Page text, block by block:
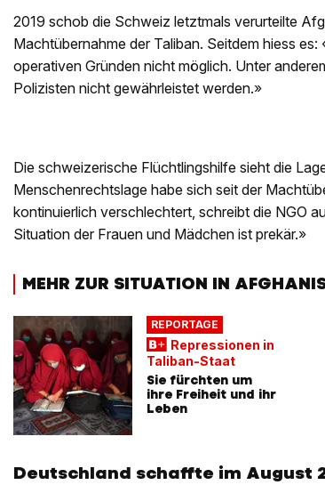
2019 schob die Schweiz letztmals verurteilte
Machtübernahme der Taliban. Seitdem hiess
operativen Gründen nicht möglich. Unter
Polizisten nicht gewährleistet werden.»
Die schweizerische Flüchtlingshilfe sieht die
Menschenrechtslage habe sich seit der
kontinuierlich verschlechtert, schreibt die NGO
Situation der Frauen und Mädchen ist prekär.»
MEHR ZUR SITUATION IN
REPORTAGE
Repressionen in
Taliban-Staat
Sie fürchten um
ihre Freiheit und ihr
Leben
Deutschland schaffte im August